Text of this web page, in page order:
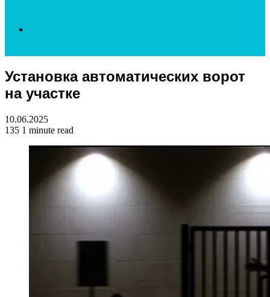
for
Установка автоматических ворот
на участке
10.06.2025
135 1 minute read